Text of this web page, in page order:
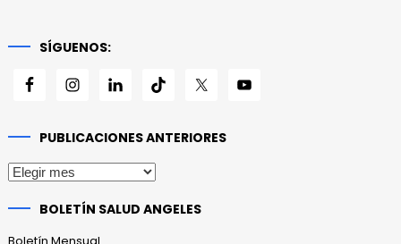
SÍGUENOS:
PUBLICACIONES ANTERIORES
Publicaciones
BOLETÍN SALUD ANGELES